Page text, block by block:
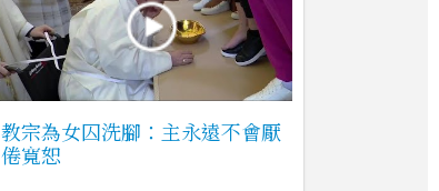
教宗為女囚洗腳：主永遠不會厭
倦寬恕